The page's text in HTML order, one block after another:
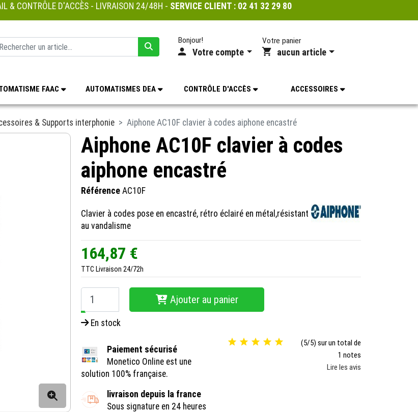
& CONTRÔLE D'ACCÈS - LIVRAISON 24/48H - SERVICE CLIENT : 02 41 32 29 80
Bonjour!
Votre compte
Votre panier
aucun article
FAAC AUTOMATISMES DEA CONTRÔLE D'ACCÈS ACCESSOIRES
& Supports interphonie Aiphone AC10F clavier à codes aiphone encastré
Aiphone AC10F clavier à codes
aiphone encastré
Référence AC10F
Clavier à codes pose en encastré, rétro éclairé en métal,résistant
au vandalisme
164,87 €
TTC Livraison 24/72h
−
Ajouter au panier
En stock
Paiement sécurisé
Monetico Online est une
solution 100% française.
livraison depuis la france
Sous signature en 24 heures
    
(5/5) sur un total de
1 notes
Lire les avis